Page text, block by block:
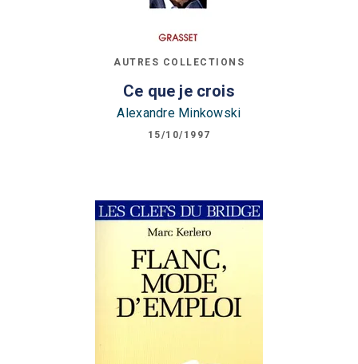
AUTRES COLLECTIONS
Ce que je crois
Alexandre Minkowski
15/10/1997